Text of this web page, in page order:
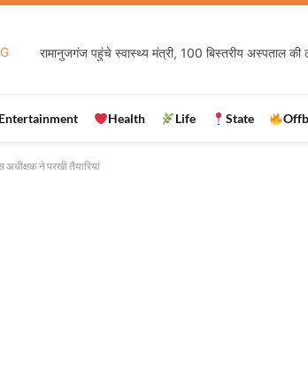
रामानुजगंज पहुंचे स्वास्थ्य मंत्री, 100 बिस्तरीय अस्पताल की
Entertainment Health Life State
ने परखी तैयारियां